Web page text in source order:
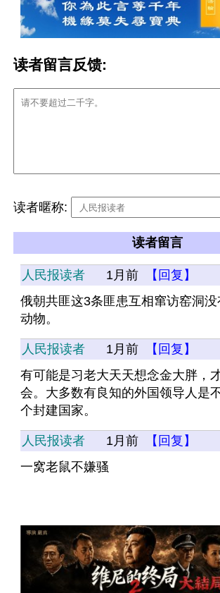
读者留言反馈:
读者暱称:
读者留言
人民报读者 1月前
【回复】
俄朝共匪这3条匪患互相窜访窑洞
动物。
人民报读者 1月前
【回复】
有可能是习老大天天想念金大胖，
会。大多数有良知的外国领导人是
个封建国家。
人民报读者 1月前
【回复】
一窝老鼠不嫌骚